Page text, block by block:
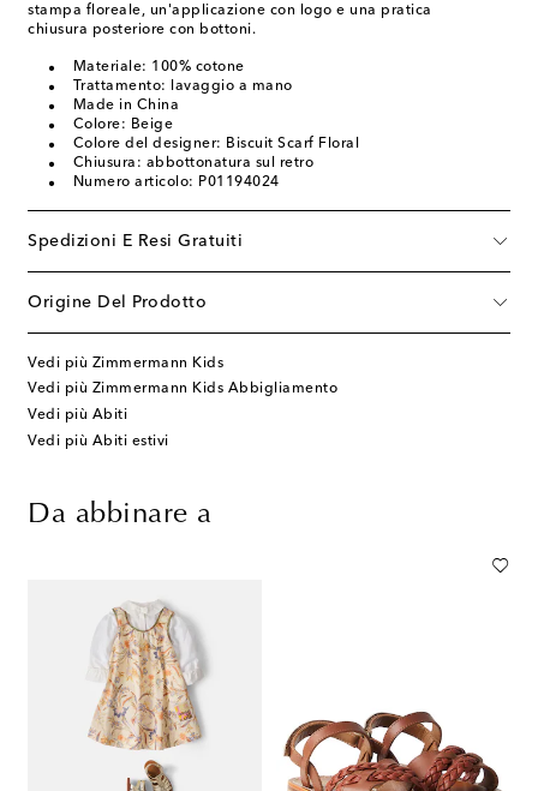
stampa floreale, un'applicazione con logo e una pratica
chiusura posteriore con bottoni.
Materiale: 100% cotone
Trattamento: lavaggio a mano
Made in China
Colore: Beige
Colore del designer: Biscuit Scarf Floral
Chiusura: abbottonatura sul retro
Numero articolo: P01194024
Spedizioni E Resi Gratuiti
Origine Del Prodotto
Vedi più Zimmermann Kids
Vedi più Zimmermann Kids Abbigliamento
Vedi più Abiti
Vedi più Abiti estivi
Da abbinare a